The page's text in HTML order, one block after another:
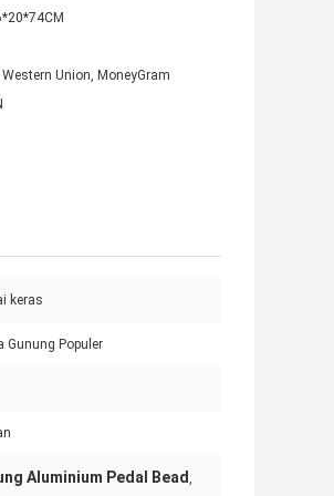
Union, MoneyGram
keras
Gunung Populer
Aluminium Pedal Bead,